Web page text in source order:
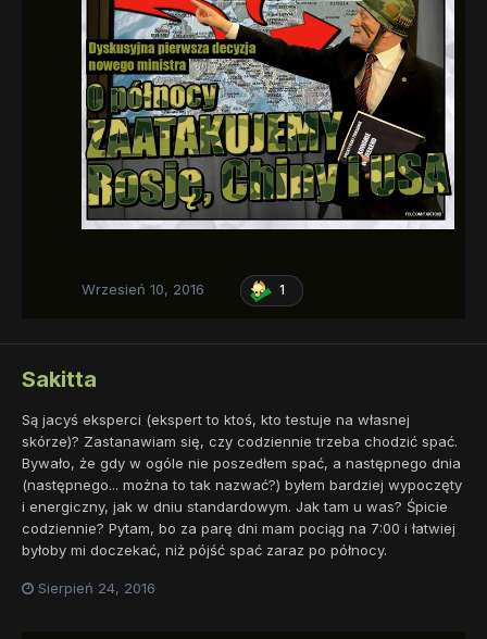
Wrzesień 10, 2016 1
Sakitta
Są jacyś eksperci (ekspert to ktoś, kto testuje na własnej
skórze)? Zastanawiam się, czy codziennie trzeba chodzić spać.
Bywało, że gdy w ogóle nie poszedłem spać, a następnego dnia
(następnego... można to tak nazwać?) byłem bardziej wypoczęty
i energiczny, jak w dniu standardowym. Jak tam u was? Śpicie
codziennie? Pytam, bo za parę dni mam pociąg na 7:00 i łatwiej
byłoby mi doczekać, niż pójść spać zaraz po północy.
Sierpień 24, 2016